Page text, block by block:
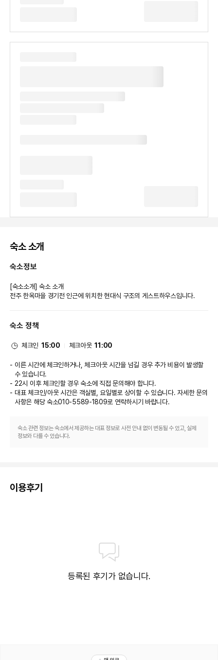
숙소 소개
숙소정보
[숙소소개] 숙소 소개
숙소 정책
체크인 15:00 체크아웃 11:00
이른 시간에 체크인하거나, 체크아웃 시간을 넘길 경우 추가 비용이 발생할
수 있습니다.
22시 이후 체크인할 경우 숙소에 직접 문의해야 합니다.
대표 체크인/아웃 시간은 객실별, 요일별로 상이할 수 있습니다. 자세한 문의
사항은 해당 숙소010-5589-1809로 연락하시기 바랍니다.
숙소 관련 정보는 숙소에서 제공하는 대표 정보로 사전 안내 없이 변동될 수 있고, 실제
정보와 다를 수 있습니다.
이용후기
등록된 후기가 없습니다.